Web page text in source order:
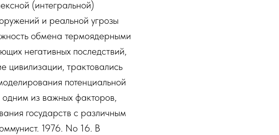
(интегральной)
и реальной угрозы
обмена термоядерными
негативных последствий,
цивилизации, трактовались
потенциальной
из важных факторов,
государств с различным
1976. No 16. В